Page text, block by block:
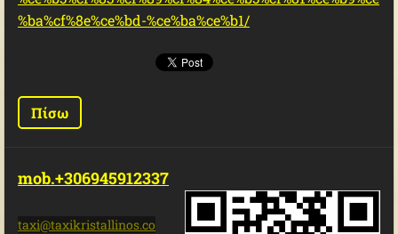
%ba%cf%8e%ce%bd-%ce%ba%ce%b1/
Πίσω
mob.+306945912337
taxi@taxikristallinos.co